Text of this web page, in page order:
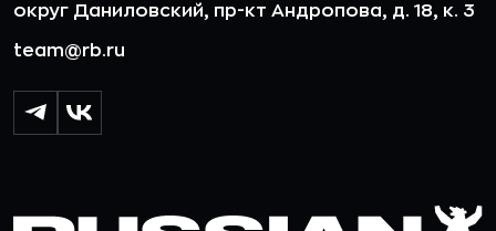
округ Даниловский, пр-кт Андропова, д. 18, к. 3
team@rb.ru